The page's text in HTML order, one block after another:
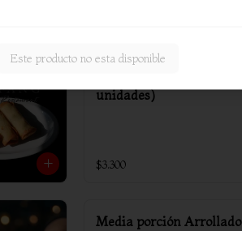
unidades)
$3.300
Media porción Arrollado
Este producto no esta disponible